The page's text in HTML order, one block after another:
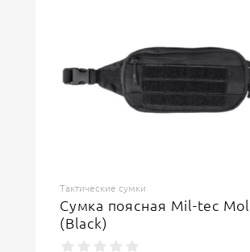
Тактические сумки
Сумка поясная Mil-tec
(Black)